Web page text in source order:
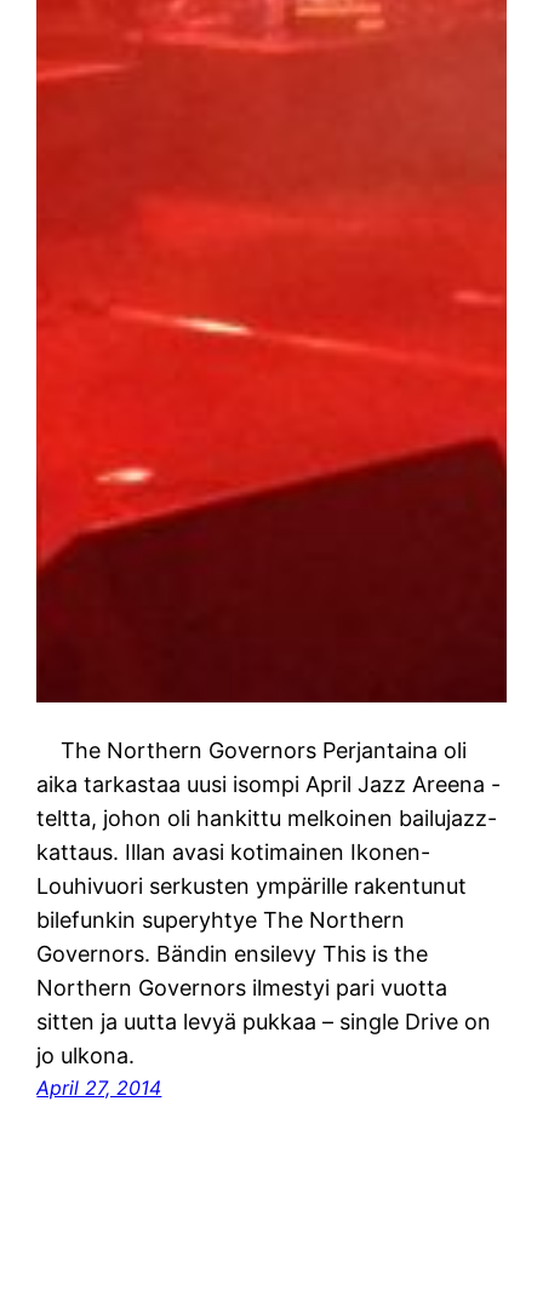
The Northern Governors Perjantaina oli
aika tarkastaa uusi isompi April Jazz Areena -
teltta, johon oli hankittu melkoinen bailujazz-
kattaus. Illan avasi kotimainen Ikonen-
Louhivuori serkusten ympärille rakentunut
bilefunkin superyhtye The Northern
Governors. Bändin ensilevy This is the
Northern Governors ilmestyi pari vuotta
sitten ja uutta levyä pukkaa – single Drive on
jo ulkona.
April 27, 2014